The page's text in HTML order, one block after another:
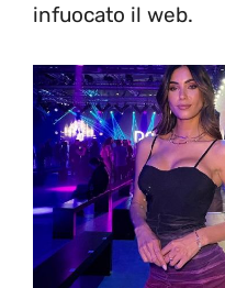
infuocato il web.